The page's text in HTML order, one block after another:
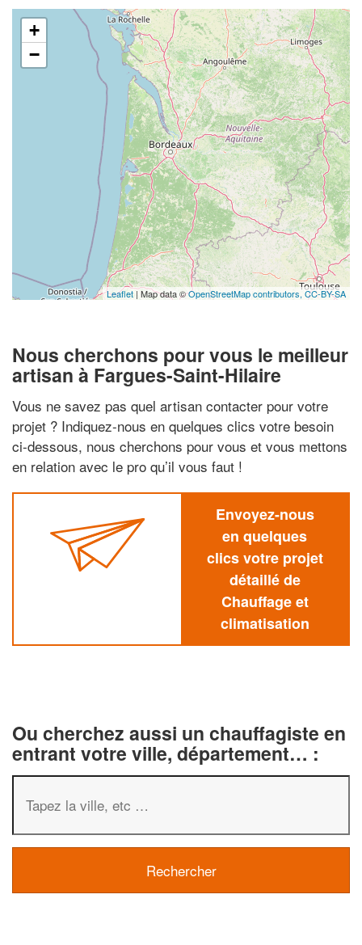
+
−
Leaflet | Map data ©OpenStreetMap contributors,CC-BY-SA
Nous cherchons pour vous le meilleur
artisan à Fargues-Saint-Hilaire
Vous ne savez pas quel artisan contacter pour votre
projet ? Indiquez-nous en quelques clics votre besoin
ci-dessous, nous cherchons pour vous et vous mettons
en relation avec le pro qu’il vous faut !
Envoyez-nous
en quelques
clics votre projet
détaillé de
Chauffage et
climatisation
Ou cherchez aussi un chauffagiste en
entrant votre ville, département… :